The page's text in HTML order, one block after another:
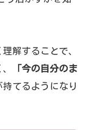
解することで、
「今の自分のま
持てるようになり